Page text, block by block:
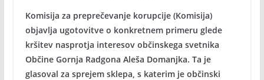
Komisija za preprečevanje korupcije (Komisija)
objavlja ugotovitve o konkretnem primeru glede
kršitev nasprotja interesov občinskega svetnika
Občine Gornja Radgona Aleša Domanjka. Ta je
glasoval za sprejem sklepa, s katerim je občinski